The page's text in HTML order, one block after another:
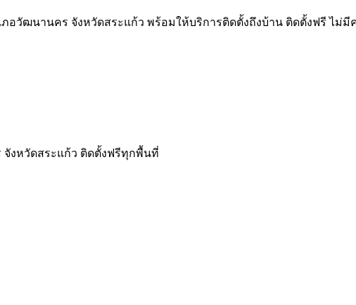
อวัฒนานคร จังหวัดสระแก้ว พร้อมให้บริการติดตั้งถึงบ้าน ติดตั้งฟรี ไม่มี
งหวัดสระแก้ว ติดตั้งฟรีทุกพื้นที่